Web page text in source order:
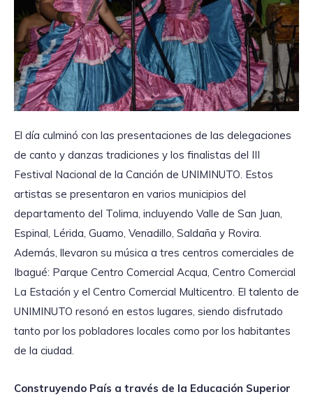
El día culminó con las presentaciones de las delegaciones
de canto y danzas tradiciones y los finalistas del III
Festival Nacional de la Canción de UNIMINUTO. Estos
artistas se presentaron en varios municipios del
departamento del Tolima, incluyendo Valle de San Juan,
Espinal, Lérida, Guamo, Venadillo, Saldaña y Rovira.
Además, llevaron su música a tres centros comerciales de
Ibagué: Parque Centro Comercial Acqua, Centro Comercial
La Estación y el Centro Comercial Multicentro. El talento de
UNIMINUTO resonó en estos lugares, siendo disfrutado
tanto por los pobladores locales como por los habitantes
de la ciudad.
Construyendo País a través de la Educación Superior